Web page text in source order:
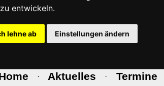
entwickeln.
lehne ab Einstellungen ändern
· Aktuelles · Termine